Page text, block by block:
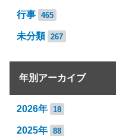
行事 465
未分類 267
年別アーカイブ
2026年 18
2025年 88